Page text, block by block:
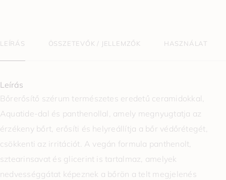
LEÍRÁS ÖSSZETEVŐK / JELLEMZŐK HASZNÁLAT
Leírás
Bőrerősítő szérum természetes eredetű ceramidokkal,
Aquatide-dal és panthenollal, amely megnyugtatja az
érzékeny bőrt, erősíti és helyreállítja a bőr védőrétegét,
csökkenti az irritációt. A vegán formula panthenolt,
sztearinsavat és glicerint is tartalmaz, amelyek
nedvességgátat képeznek a bőrön a telt megjelenés